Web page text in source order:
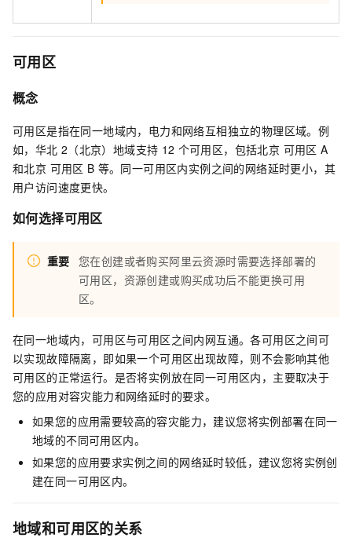
可用区
概念
可用区是指在同一地域内，电力和网络互相独立的物理区域。例
如，华北 2（北京）地域支持 12 个可用区，包括北京 可用区 A
和北京 可用区 B 等。同一可用区内实例之间的网络延时更小，其
用户访问速度更快。
如何选择可用区
重要 您在创建或者购买阿里云资源时需要选择部署的
可用区，资源创建或购买成功后不能更换可用
区。
在同一地域内，可用区与可用区之间内网互通。各可用区之间可
以实现故障隔离，即如果一个可用区出现故障，则不会影响其他
可用区的正常运行。是否将实例放在同一可用区内，主要取决于
您的应用对容灾能力和网络延时的要求。
如果您的应用需要较高的容灾能力，建议您将实例部署在同一
地域的不同可用区内。
如果您的应用要求实例之间的网络延时较低，建议您将实例创
建在同一可用区内。
地域和可用区的关系